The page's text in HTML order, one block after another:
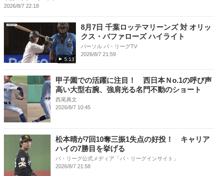
2026/8/7 22:18
5:13
8月7日 千葉ロッテマリーンズ 対 オリッ
クス・バファローズ ハイライト
パーソル パ・リーグTV
2026/8/7 21:59
甲子園での活躍に注目！ 西日本Ｎo.1の呼び声
高い大型右腕、強肩光る名門不動のショート
西尾典文
2026/8/7 10:45
松本晴が7回10奪三振1失点の好投！ キャリア
ハイの7勝目を挙げる
パ・リーグ公式メディア「パ・リーグインサイト」
2026/8/7 21:58